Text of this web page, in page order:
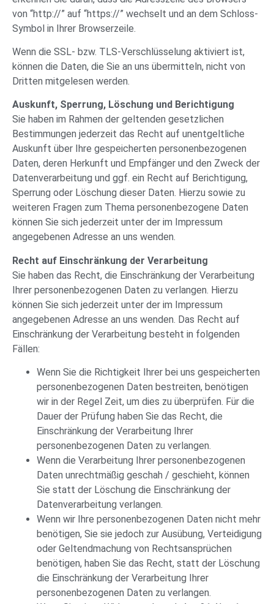
von “http://” auf “https://” wechselt und an dem Schloss-
Symbol in Ihrer Browserzeile.
Wenn die SSL- bzw. TLS-Verschlüsselung aktiviert ist,
können die Daten, die Sie an uns übermitteln, nicht von
Dritten mitgelesen werden.
Auskunft, Sperrung, Löschung und Berichtigung
Sie haben im Rahmen der geltenden gesetzlichen
Bestimmungen jederzeit das Recht auf unentgeltliche
Auskunft über Ihre gespeicherten personenbezogenen
Daten, deren Herkunft und Empfänger und den Zweck der
Datenverarbeitung und ggf. ein Recht auf Berichtigung,
Sperrung oder Löschung dieser Daten. Hierzu sowie zu
weiteren Fragen zum Thema personenbezogene Daten
können Sie sich jederzeit unter der im Impressum
angegebenen Adresse an uns wenden.
Recht auf Einschränkung der Verarbeitung
Sie haben das Recht, die Einschränkung der Verarbeitung
Ihrer personenbezogenen Daten zu verlangen. Hierzu
können Sie sich jederzeit unter der im Impressum
angegebenen Adresse an uns wenden. Das Recht auf
Einschränkung der Verarbeitung besteht in folgenden
Fällen:
Wenn Sie die Richtigkeit Ihrer bei uns gespeicherten
personenbezogenen Daten bestreiten, benötigen
wir in der Regel Zeit, um dies zu überprüfen. Für die
Dauer der Prüfung haben Sie das Recht, die
Einschränkung der Verarbeitung Ihrer
personenbezogenen Daten zu verlangen.
Wenn die Verarbeitung Ihrer personenbezogenen
Daten unrechtmäßig geschah / geschieht, können
Sie statt der Löschung die Einschränkung der
Datenverarbeitung verlangen.
Wenn wir Ihre personenbezogenen Daten nicht mehr
benötigen, Sie sie jedoch zur Ausübung, Verteidigung
oder Geltendmachung von Rechtsansprüchen
benötigen, haben Sie das Recht, statt der Löschung
die Einschränkung der Verarbeitung Ihrer
personenbezogenen Daten zu verlangen.